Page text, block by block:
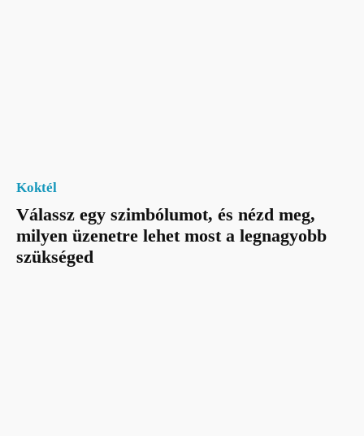
Koktél
Válassz egy szimbólumot, és nézd meg,
milyen üzenetre lehet most a legnagyobb
szükséged